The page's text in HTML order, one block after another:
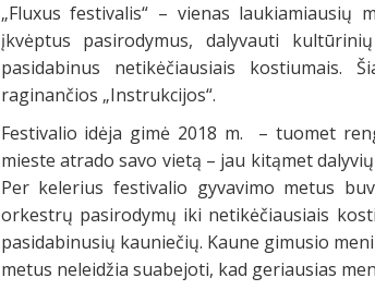
„Fluxus festivalis“ – vienas
įkvėptus pasirodymus, dalyvauti
pasidabinus netikėčiausiais
raginančios „Instrukcijos“.
Festivalio idėja gimė 2018 m. – tuomet
mieste atrado savo vietą – jau kitąmet
Per kelerius festivalio gyvavimo metus
orkestrų pasirodymų iki netikėčiausiais
pasidabinusių kauniečių. Kaune gimusio
metus neleidžia suabejoti, kad geriausias